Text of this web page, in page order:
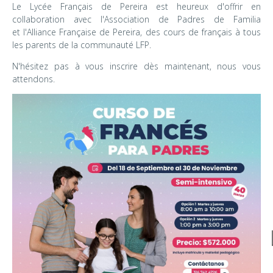
Le Lycée Français de Pereira est heureux d'offrir en
collaboration avec l'Association de Padres de Familia
et l'Alliance Française de Pereira, des cours de français à tous
les parents de la communauté LFP.
N'hésitez pas à vous inscrire dès maintenant, nous vous
attendons.